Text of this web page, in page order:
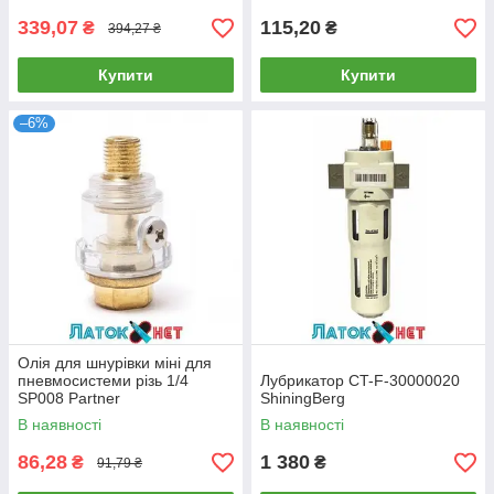
339,07 ₴ 394,27 ₴
Купити
115,20 ₴
Купити
–6%
Олія для шнурівки міні для
пневмосистеми різь 1/4
SP008 Partner
В наявності
86,28 ₴ 91,79 ₴
Лубрикатор CT-F-30000020
ShiningBerg
В наявності
1 380 ₴